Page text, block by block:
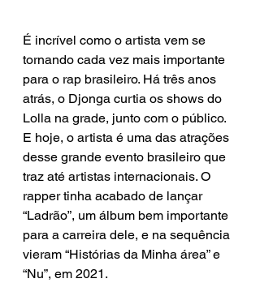
É incrível como o artista vem se
tornando cada vez mais importante
para o rap brasileiro. Há três anos
atrás, o Djonga curtia os shows do
Lolla na grade, junto com o público.
E hoje, o artista é uma das atrações
desse grande evento brasileiro que
traz até artistas internacionais. O
rapper tinha acabado de lançar
“Ladrão”, um álbum bem importante
para a carreira dele, e na sequência
vieram “Histórias da Minha área” e
“Nu”, em 2021.